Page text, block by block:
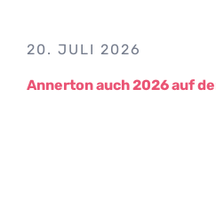
20. JULI 2026
Annerton auch 2026 auf